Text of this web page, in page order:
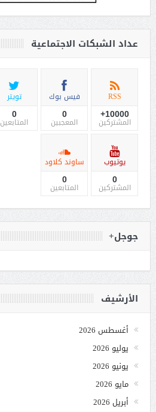
عداد الشبكات الاجتماعية
RSS
10000+
المشتركين
فيس بوك
0
المعجبين
تويتر
0
المتابعين
يوتيوب
0
المشتركين
ساوند كلاود
0
المتابعين
جوجل+
الأرشيف
أغسطس 2026
يوليو 2026
يونيو 2026
مايو 2026
أبريل 2026